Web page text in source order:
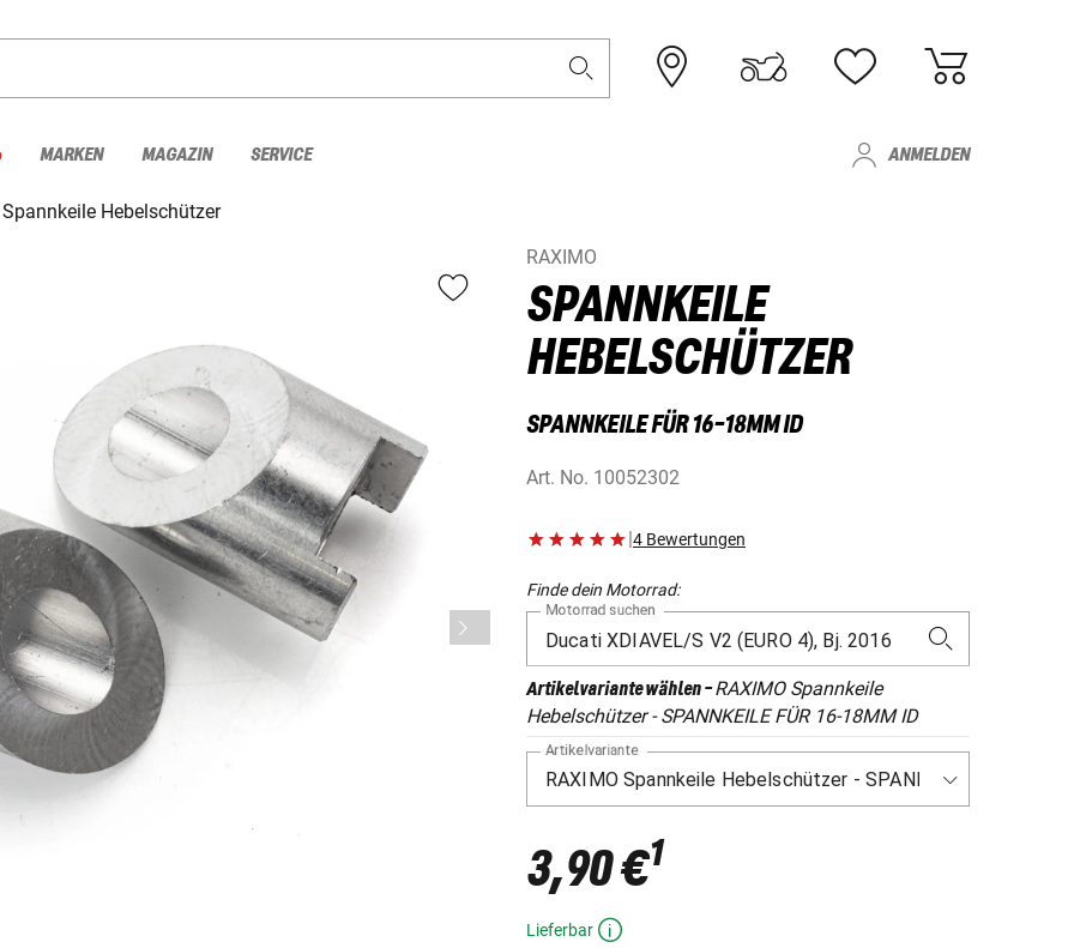
MARKEN MAGAZIN SERVICE ANMELDEN
Spannkeile Hebelschützer
RAXIMO
SPANNKEILE
HEBELSCHÜTZER
SPANNKEILE FÜR 16-18MM ID
Art. No. 10052302
|4 Bewertungen
Finde dein Motorrad:
Motorrad suchen
Artikelvariante wählen-RAXIMO Spannkeile
Hebelschützer - SPANNKEILE FÜR 16-18MM ID
Artikelvariante
3,90 €1
Lieferbar